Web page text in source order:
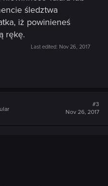
śledztwa
iż powinieneś
rękę.
Last edited: Nov 26, 2017
#3
Nov 26, 2017